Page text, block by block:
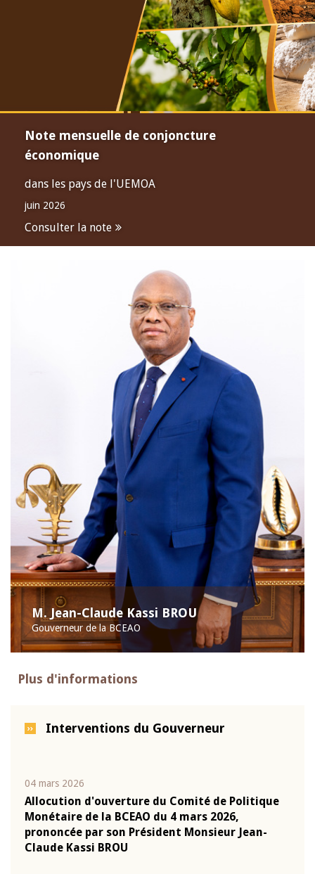
Note mensuelle de conjoncture
économique
dans les pays de l'UEMOA
juin 2026
Consulter la note
M. Jean-Claude Kassi BROU
Gouverneur de la BCEAO
Plus d'informations
Interventions du Gouverneur
04 mars 2026
Allocution d'ouverture du Comité de Politique
Monétaire de la BCEAO du 4 mars 2026,
prononcée par son Président Monsieur Jean-
Claude Kassi BROU